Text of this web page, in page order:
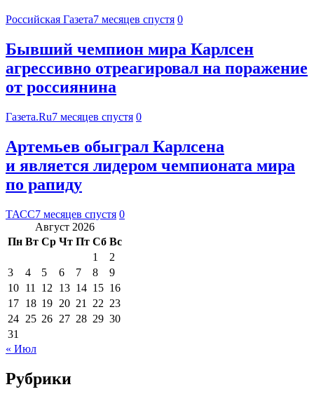
Российская Газета7 месяцев спустя 0
Бывший чемпион мира Карлсен
агрессивно отреагировал на поражение
от россиянина
Газета.Ru7 месяцев спустя 0
Артемьев обыграл Карлсена
и является лидером чемпионата мира
по рапиду
ТАСС7 месяцев спустя 0
Август 2026
Пн Вт Ср Чт Пт Сб Вс
1
2
3
4 5 6 7 8
9
10 11 12 13 14 15 16
17 18 19 20 21 22 23
24 25 26 27 28 29 30
31
« Июл
Рубрики